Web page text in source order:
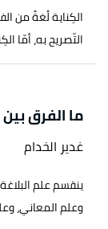
الكِناية لُغةً من
التّصريح به، أمّا
ما الفرق
غدير الخدام
ينقسم علم
وعلم المعاني،